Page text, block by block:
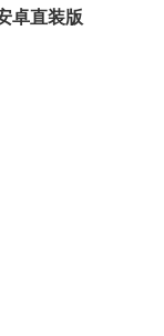
卓直装版